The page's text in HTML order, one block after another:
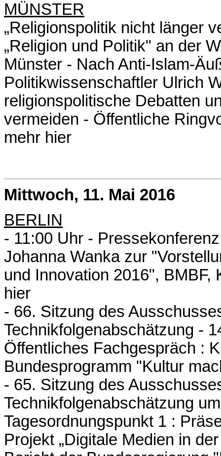
MÜNSTER
„Religionspolitik nicht länger
„Religion und Politik" an der
Münster - Nach Anti-Islam-
Politikwissenschaftler Ulrich
religionspolitische Debatten
vermeiden - Öffentliche
mehr hier
Mittwoch, 11. Mai 2016
BERLIN
- 11:00 Uhr -
Johanna Wanka zur
und Innovation 2016",
hier
- 66. Sitzung des
Technikfolgenabschätzung -
Öffentliches Fachgespräch :
Bundesprogramm "Kultur
- 65. Sitzung des
Technikfolgenabschätzung
Tagesordnungspunkt 1 :
Projekt „Digitale Medien in